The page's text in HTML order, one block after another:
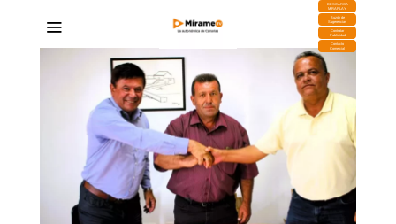
DESCARGA
MIRAPLAY
Buzón de
Sugerencias
Contratar
Publicidad
Contacto
Comercial